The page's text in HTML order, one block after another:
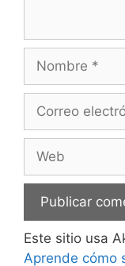
Nombre
Correo
Web
Este sitio usa
Aprende cómo